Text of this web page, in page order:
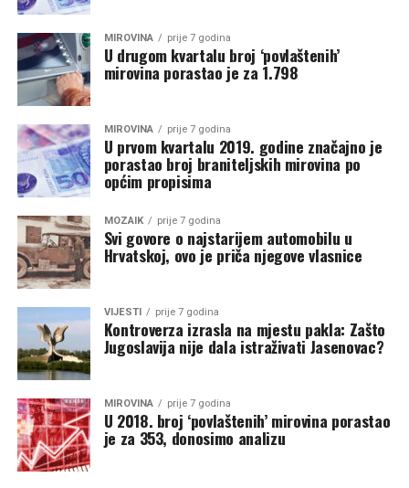
MIROVINA prije 7 godina
U drugom kvartalu broj ‘povlaštenih’
mirovina porastao je za 1.798
MIROVINA prije 7 godina
U prvom kvartalu 2019. godine značajno je
porastao broj braniteljskih mirovina po
općim propisima
MOZAIK prije 7 godina
Svi govore o najstarijem automobilu u
Hrvatskoj, ovo je priča njegove vlasnice
VIJESTI prije 7 godina
Kontroverza izrasla na mjestu pakla: Zašto
Jugoslavija nije dala istraživati Jasenovac?
MIROVINA prije 7 godina
U 2018. broj ‘povlaštenih’ mirovina porastao
je za 353, donosimo analizu